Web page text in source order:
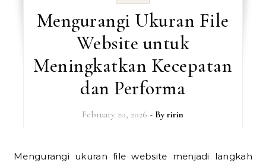
Mengurangi Ukuran File
Website untuk
Meningkatkan Kecepatan
dan Performa
February 20, 2026 - Byririn
Mengurangi ukuran file website menjadi langkah